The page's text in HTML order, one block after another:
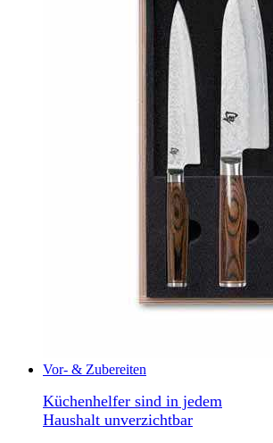
Vor- & Zubereiten
Küchenhelfer sind in jedem
Haushalt unverzichtbar